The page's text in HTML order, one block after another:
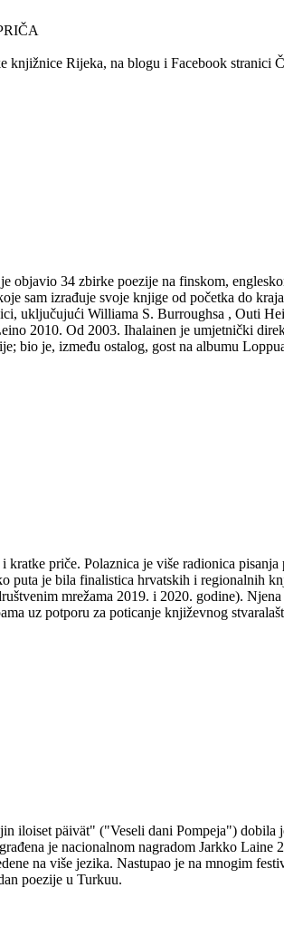
knjižnice Rijeka, na blogu i Facebook
34 zbirke poezije na finskom,
sam izrađuje svoje knjige od početka do
uključujući Williama S. Burroughsa , Outi
2010. Od 2003. Ihalainen je umjetnički
je, između ostalog, gost na albumu
priče. Polaznica je više radionica
puta je bila finalistica hrvatskih i regionalnih
mrežama 2019. i 2020. godine).
uz potporu za poticanje književnog
päivät" ("Veseli dani Pompeja")
je nacionalnom nagradom Jarkko Laine
na više jezika. Nastupao je na mnogim
poezije u Turkuu.